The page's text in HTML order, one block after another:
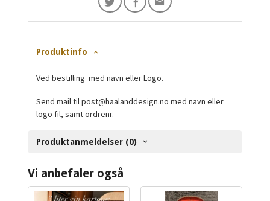
Produktinfo
Ved bestilling med navn eller Logo.
Send mail til post@haalanddesign.no med navn eller
logo fil, samt ordrenr.
Produktanmeldelser (0)
Vi anbefaler også